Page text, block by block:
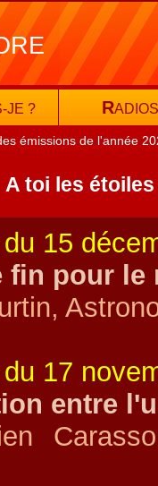
JE ? RADIOS
émissions de l'année
A toi les
15
fin pour le
17
entre